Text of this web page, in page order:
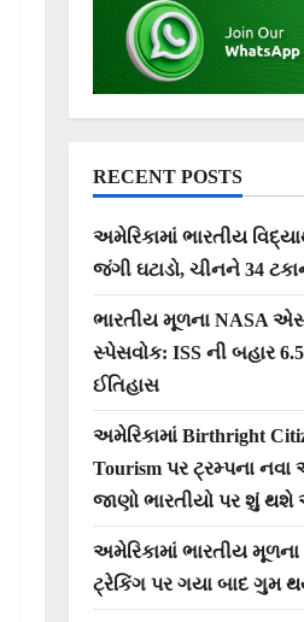
RECENT POSTS
અમેરિકામાં ભારતીય
જંગી ઘટાડો, ચીનને 34
ભારતીય મૂળના NASA
સ્પેસવોક: ISS ની બહાર
ઈતિહાસ
અમેરિકામાં Birthright
Tourism પર ટ્રમ્પના
જાણો ભારતીયો પર શું
અમેરિકામાં ભારતીય મૂળના
ટ્રેકિંગ પર ગયા બાદ ગુમ